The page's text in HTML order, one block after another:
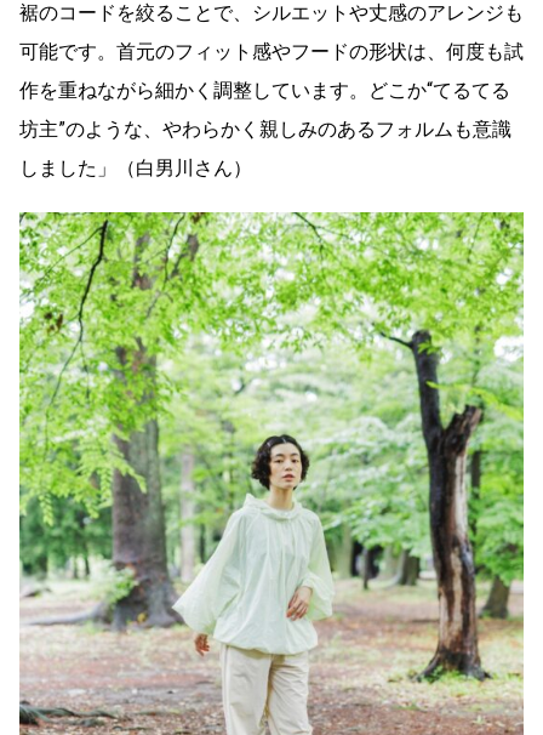
裾のコードを絞ることで、シルエットや丈感のアレンジも
可能です。首元のフィット感やフードの形状は、何度も試
作を重ねながら細かく調整しています。どこか“てるてる
坊主”のような、やわらかく親しみのあるフォルムも意識
しました」（白男川さん）